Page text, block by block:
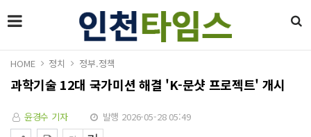
HOME 정치 정부.정책
과학기술 12대 국가미션 해결 'K-문샷 프로젝트' 개시
윤경수 기자 발행 2026-05-28 05:49